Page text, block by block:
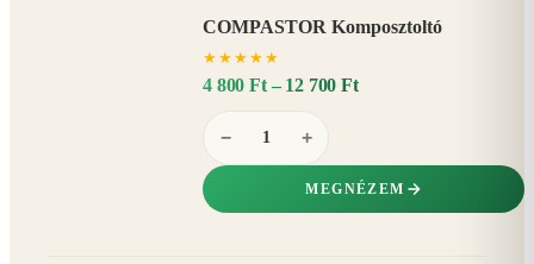
COMPASTOR Komposztoltó
★ ★ ★ ★ ★
4 800 Ft – 12 700 Ft
− +
MEGNÉZEM